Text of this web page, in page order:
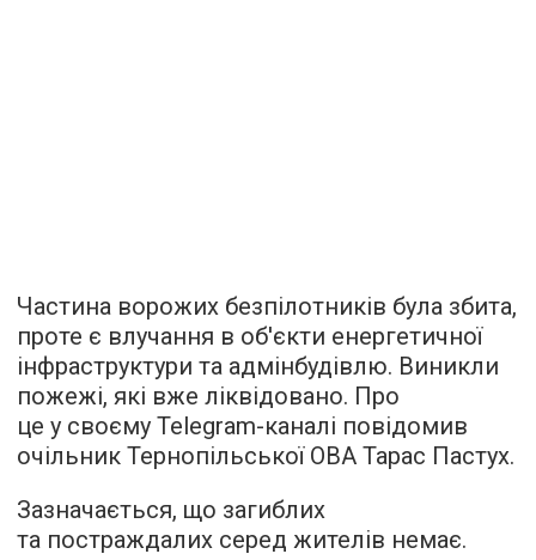
Частина ворожих безпілотників була збита,
проте є влучання в об'єкти енергетичної
інфраструктури та адмінбудівлю. Виникли
пожежі, які вже ліквідовано. Про
це у своєму Telegram-каналі повідомив
очільник Тернопільської ОВА Тарас Пастух.
Зазначається, що загиблих
та постраждалих серед жителів немає.